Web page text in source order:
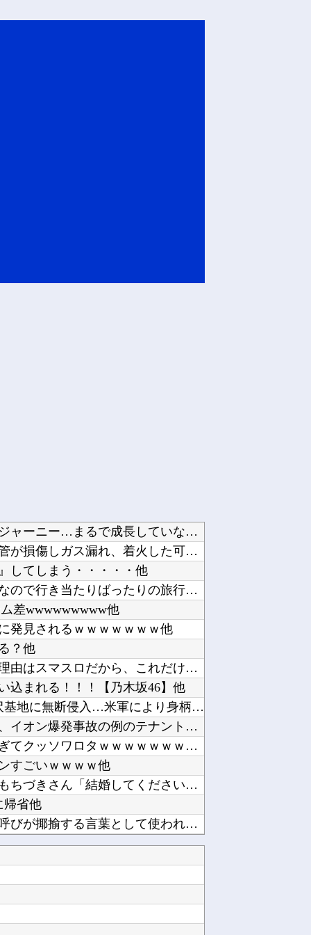
【ウマ娘】昔の水着がそのまま入るジャーニー…まるで成長していない！？他
【イオンモール熊本】福岡酸素「配管が損傷しガス漏れ、着火した可能性」高圧ガス保安法などに基...
してしまう・・・・・他
【ラブライブ！】予定立てるの苦手なので行き当たりばったりの旅行しかできません他
差wwwwwwwww他
発見されるｗｗｗｗｗｗｗ他
？他
スロッターさん「優遇冷遇はある。理由はスマスロだから、これだけで十分なんだよね」他
込まれる！！！【乃木坂46】他
大進連所属の学生8人、在韓米軍平沢基地に無断侵入…米軍により身柄拘束！他
ミヤネ屋に出演した左派の社会学者、イオン爆発事故の例のテナントに理解を示して……他
【画像】このボケて、破壊力ありすぎてクッソワロタｗｗｗｗｗｗｗｗｗ他
すごいｗｗｗｗ他
ヤニネコ・みぃちゃん・のあ先輩・もちづきさん「結婚してください！」←どうする？他
帰省他
近畿大学准教授、苦言「みいちゃん呼びが揶揄する言葉として使われ、当事者から具体的な苦痛が訴...
北朝鮮がロシアに弾道ミサイル40発供与、ミサイル部隊90人派遣開始…さらに80発見通し！他
討ち取られる他
【SSD】1TBで1.5万とか、買った時の倍なんだけど今だと買い増してしまいそうで怖い他
韓国人「韓国サッカー協会が行った国際試合の性的接待の全容がこちら…」→「完全に買収してる…...
始まる♥他